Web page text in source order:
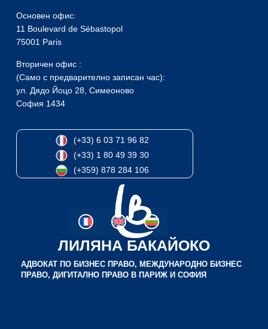
ЛИЛЯНА БАКАЙОКО
АДВОКАТ ПО БИЗНЕС ПРАВО, МЕЖДУНАРОДНО БИЗНЕС
ПРАВО, ДИГИТАЛНО ПРАВО В ПАРИЖ И СОФИЯ
Основен офис:
11 Boulevard de Sébastopol
75001 Paris
Вторичен офис :
(Само с предварително записан час):
ул. Дядо Йоцо 28, Симеоново
София 1434
(+33) 6 03 71 96 82
(+33) 1 80 49 39 30
(+359) 878 284 106